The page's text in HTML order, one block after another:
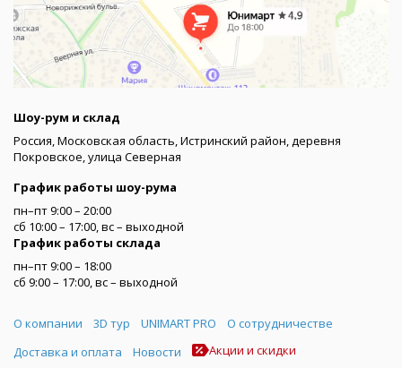
Шоу-рум и склад
Россия, Московская область, Истринский район, деревня
Покровское, улица Северная
График работы шоу-рума
пн–пт 9:00 – 20:00
сб 10:00 – 17:00, вс – выходной
График работы склада
пн–пт 9:00 – 18:00
сб 9:00 – 17:00, вс – выходной
Меню
О компании 3D тур UNIMART PRO
О сотрудничестве
Доставка и оплата
Новости Акции и скидки